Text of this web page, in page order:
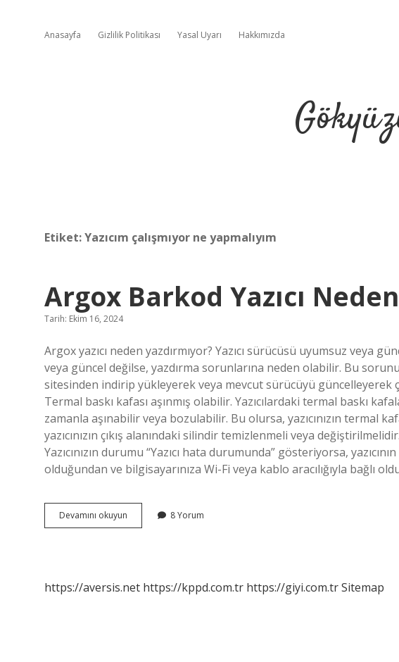
Anasayfa Gizlilik Politikası Yasal Uyarı Hakkımızda
Etiket:Yazıcım çalışmıyor ne yapmalıyım
Argox Barkod Yazıcı
Tarih: Ekim 16, 2024
Argox yazıcı neden yazdırmıyor? Yazıcı sürücüsü uyumsuz veya
veya güncel değilse, yazdırma sorunlarına neden olabilir. Bu
sitesinden indirip yükleyerek veya mevcut sürücüyü güncelleyerek
Termal baskı kafası aşınmış olabilir. Yazıcılardaki termal baskı
zamanla aşınabilir veya bozulabilir. Bu olursa, yazıcınızın termal
yazıcınızın çıkış alanındaki silindir temizlenmeli veya
Yazıcınızın durumu “Yazıcı hata durumunda” gösteriyorsa,
olduğundan ve bilgisayarınıza Wi-Fi veya kablo aracılığıyla bağlı
Devamını okuyun
Barkod
8 Yorum
https://aversis.net https://kppd.com.tr https://giyi.com.trSitemap